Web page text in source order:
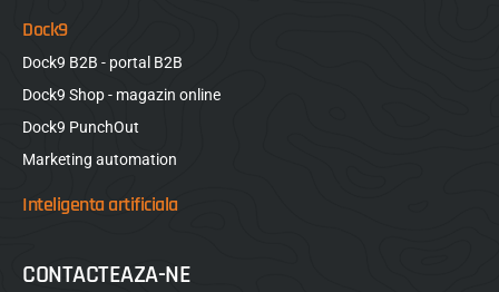
Dock9
Dock9 B2B - portal B2B
Dock9 Shop - magazin online
Dock9 PunchOut
Marketing automation
Inteligenta artificiala
CONTACTEAZA-NE